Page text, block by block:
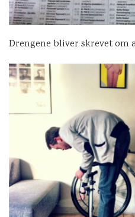
Drengene bliver skrevet om